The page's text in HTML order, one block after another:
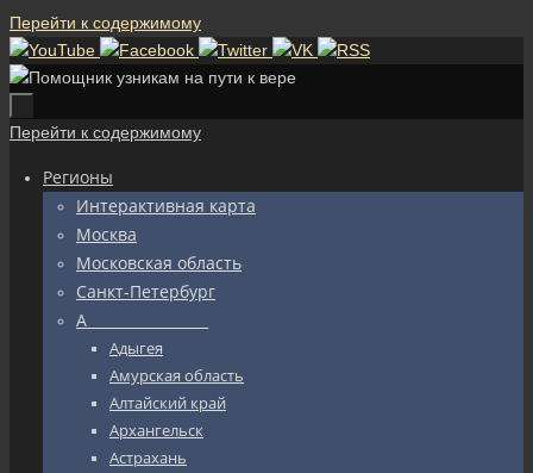
Перейти к содержимому
Перейти к содержимому
Регионы
Интерактивная карта
Москва
Московская область
Санкт-Петербург
А_________________
Адыгея
Амурская область
Алтайский край
Архангельск
Астрахань